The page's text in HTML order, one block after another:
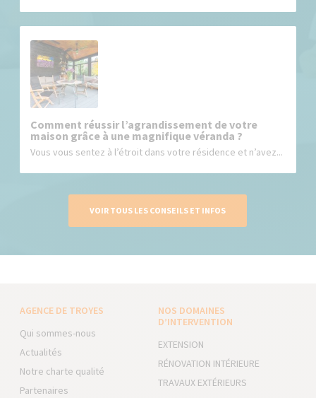
Comment réussir l’agrandissement de votre
maison grâce à une magnifique véranda ?
Vous vous sentez à l’étroit dans votre résidence et n’avez...
VOIR TOUS LES CONSEILS ET INFOS
AGENCE DE TROYES
Qui sommes-nous
Actualités
Notre charte qualité
Partenaires
NOS DOMAINES
D’INTERVENTION
EXTENSION
RÉNOVATION INTÉRIEURE
TRAVAUX EXTÉRIEURS